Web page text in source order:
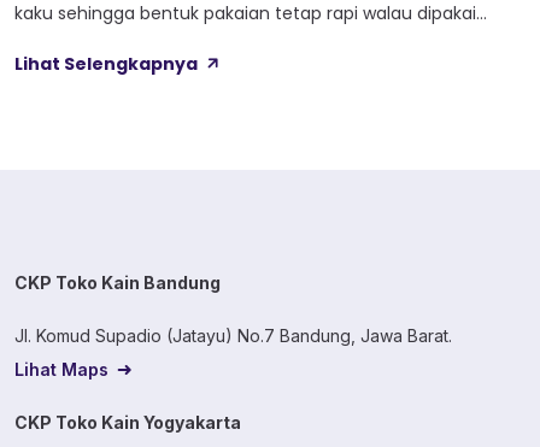
kaku sehingga bentuk pakaian tetap rapi walau dipakai
yaitu Cool Touch, Wicking Process, Anti Bacterial, dan Anti
Lihat Selengkapnya
CKP Toko Kain Bandung
Jl. Komud Supadio (Jatayu) No.7 Bandung, Jawa Barat.
Lihat Maps
CKP Toko Kain Yogyakarta